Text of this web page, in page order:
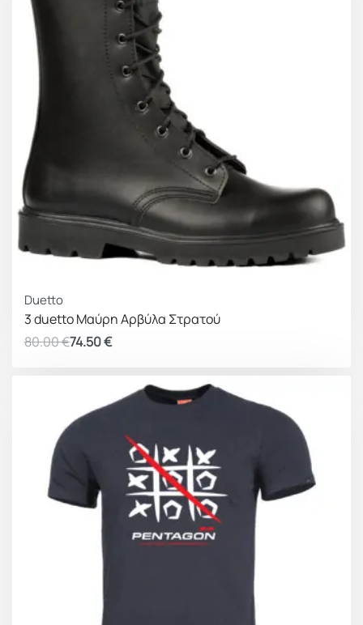
Duetto
3 duetto Μαύρη Αρβύλα Στρατού
80.00€74.50€